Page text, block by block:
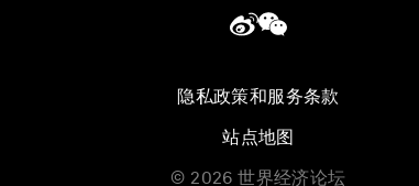
隐私政策和服务条款
站点地图
© 2026 世界经济论坛